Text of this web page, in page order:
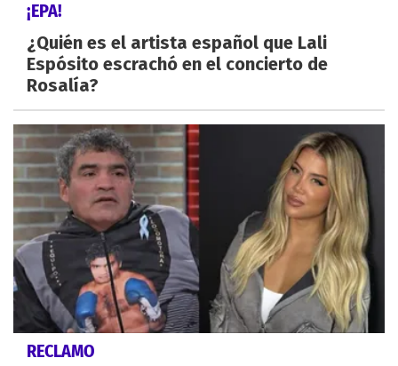
¡EPA!
¿Quién es el artista español que Lali
Espósito escrachó en el concierto de
Rosalía?
RECLAMO